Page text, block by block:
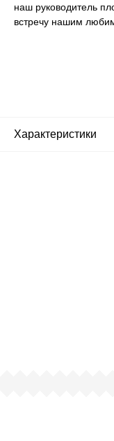
наш руководитель
встречу нашим
Характеристики